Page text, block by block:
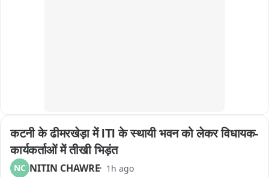
कटनी के ढीमरखेड़ा में ITI के स्थायी भवन को लेकर विधायक-
कार्यकर्ताओं में तीखी भिड़ंत
NC NITIN CHAWRE 1h ago